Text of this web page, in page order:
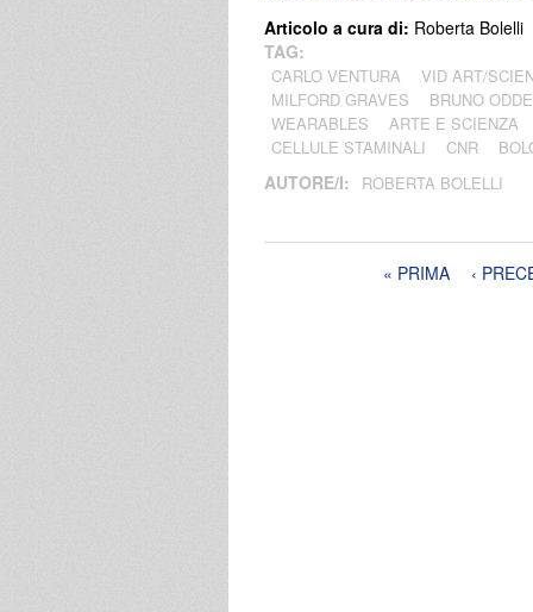
Articolo a cura di: Roberta Bolelli
TAG:
CARLO VENTURA
VID ART/
MILFORD GRAVES
BRUNO
WEARABLES
ARTE E SCIENZA
CELLULE STAMINALI
CNR
AUTORE/I: ROBERTA BOLELLI
« PRIMA ‹